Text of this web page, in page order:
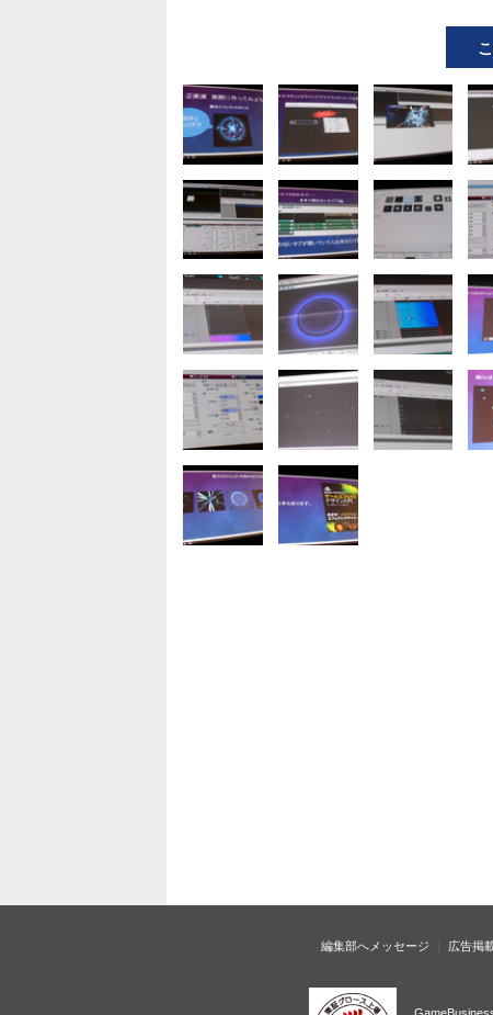
編集部へメッセージ 広告掲